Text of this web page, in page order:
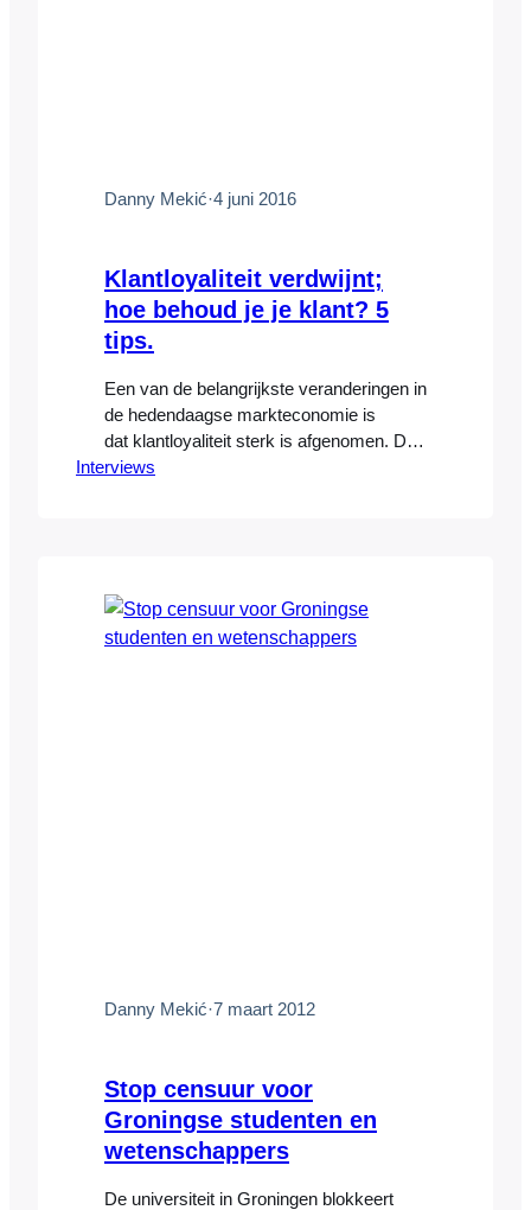
Danny Mekić·4 juni 2016
Klantloyaliteit verdwijnt;
hoe behoud je je klant? 5
tips.
Een van de belangrijkste veranderingen in
de hedendaagse markteconomie is
dat klantloyaliteit sterk is afgenomen. Dit
constateert ondernemer en innovatie-
hoeven gaan naar de beste aanbieder
met de laagste prijs. Dat zou heel
tijdrovend zijn. Vandaag…
Interviews
Danny Mekić·7 maart 2012
Stop censuur voor
Groningse studenten en
wetenschappers
De universiteit in Groningen blokkeert